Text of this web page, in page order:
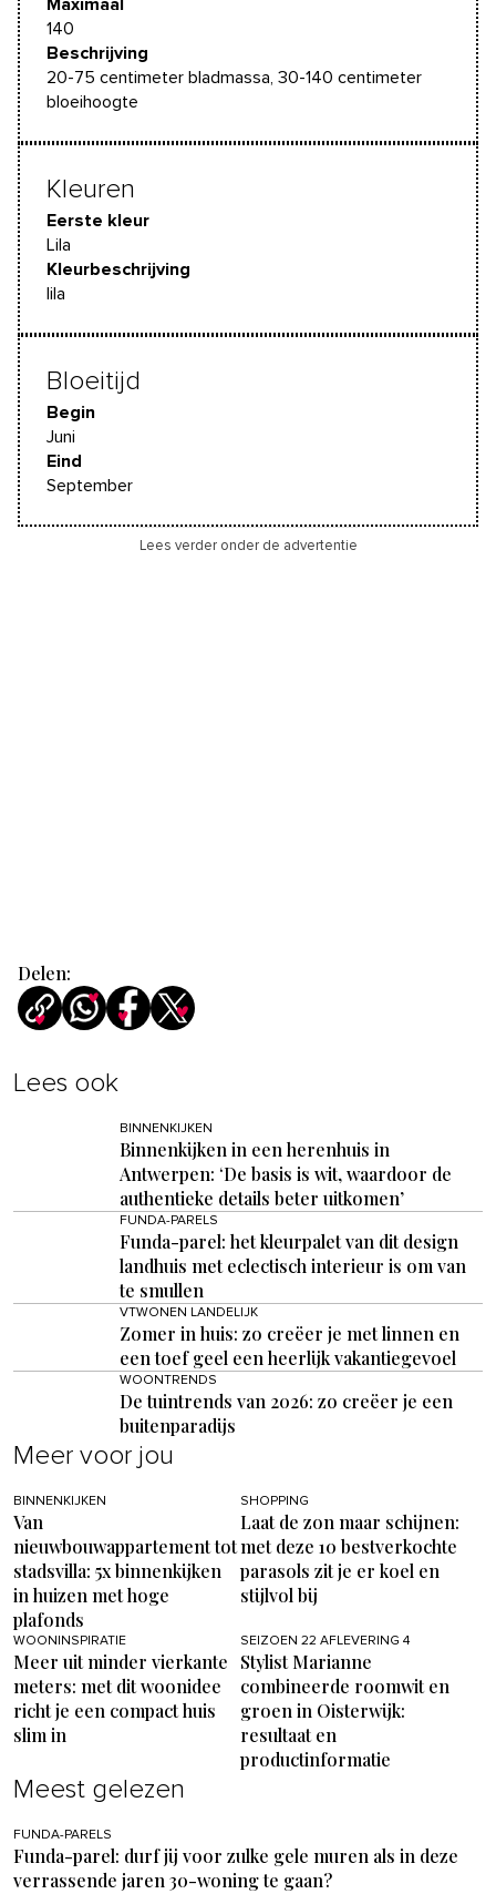
Maximaal
140
Beschrijving
20-75 centimeter bladmassa, 30-140 centimeter
bloeihoogte
Kleuren
Eerste kleur
Lila
Kleurbeschrijving
lila
Bloeitijd
Begin
Juni
Eind
September
Lees verder onder de advertentie
Delen:
Lees ook
BINNENKIJKEN
Binnenkijken in een herenhuis in
Antwerpen: ‘De basis is wit, waardoor de
authentieke details beter uitkomen’
FUNDA-PARELS
Funda-parel: het kleurpalet van dit design
landhuis met eclectisch interieur is om van
te smullen
VTWONEN LANDELIJK
Zomer in huis: zo creëer je met linnen en
een toef geel een heerlijk vakantiegevoel
WOONTRENDS
De tuintrends van 2026: zo creëer je een
buitenparadijs
Meer voor jou
BINNENKIJKEN
Van
nieuwbouwappartement tot
stadsvilla: 5x binnenkijken
in huizen met hoge
plafonds
SHOPPING
Laat de zon maar schijnen:
met deze 10 bestverkochte
parasols zit je er koel en
stijlvol bij
WOONINSPIRATIE
Meer uit minder vierkante
meters: met dit woonidee
richt je een compact huis
slim in
SEIZOEN 22 AFLEVERING 4
Stylist Marianne
combineerde roomwit en
groen in Oisterwijk:
resultaat en
productinformatie
Meest gelezen
FUNDA-PARELS
Funda-parel: durf jij voor zulke gele muren als in deze
verrassende jaren 30-woning te gaan?